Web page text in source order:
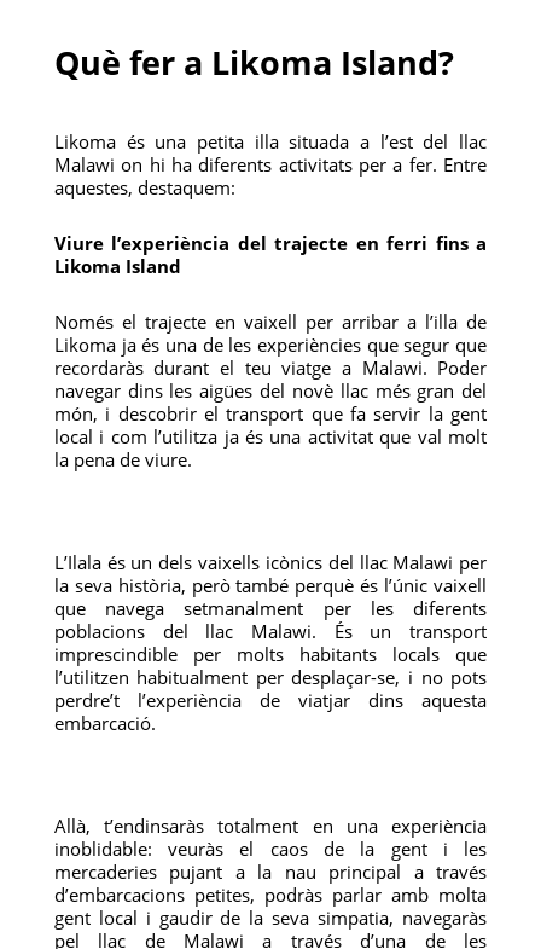
Què fer a Likoma Island?
Likoma és una petita illa situada a l’est del llac
Malawi on hi ha diferents activitats per a fer. Entre
aquestes, destaquem:
Viure l’experiència del trajecte en ferri fins a
Likoma Island
Només el trajecte en vaixell per arribar a l’illa de
Likoma ja és una de les experiències que segur que
recordaràs durant el teu viatge a Malawi. Poder
navegar dins les aigües del novè llac més gran del
món, i descobrir el transport que fa servir la gent
local i com l’utilitza ja és una activitat que val molt
la pena de viure.
L’Ilala és un dels vaixells icònics del llac Malawi per
la seva història, però també perquè és l’únic vaixell
que navega setmanalment per les diferents
poblacions del llac Malawi. És un transport
imprescindible per molts habitants locals que
l’utilitzen habitualment per desplaçar-se, i no pots
perdre’t l’experiència de viatjar dins aquesta
embarcació.
Allà, t’endinsaràs totalment en una experiència
inoblidable: veuràs el caos de la gent i les
mercaderies pujant a la nau principal a través
d’embarcacions petites, podràs parlar amb molta
gent local i gaudir de la seva simpatia, navegaràs
pel llac de Malawi a través d’una de les